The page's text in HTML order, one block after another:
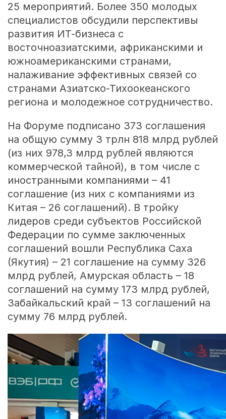
25 мероприятий. Более 350 молодых
специалистов обсудили перспективы
развития ИТ-бизнеса с
восточноазиатскими, африканскими и
южноамериканскими странами,
налаживание эффективных связей со
странами Азиатско-Тихоокеанского
региона и молодежное сотрудничество.
На Форуме подписано 373 соглашения
на общую сумму 3 трлн 818 млрд рублей
(из них 978,3 млрд рублей являются
коммерческой тайной), в том числе с
иностранными компаниями – 41
соглашение (из них с компаниями из
Китая – 26 соглашений). В тройку
лидеров среди субъектов Российской
Федерации по сумме заключенных
соглашений вошли Республика Саха
(Якутия) – 21 соглашение на сумму 326
млрд рублей, Амурская область – 18
соглашений на сумму 173 млрд рублей,
Забайкальский край – 13 соглашений на
сумму 76 млрд рублей.